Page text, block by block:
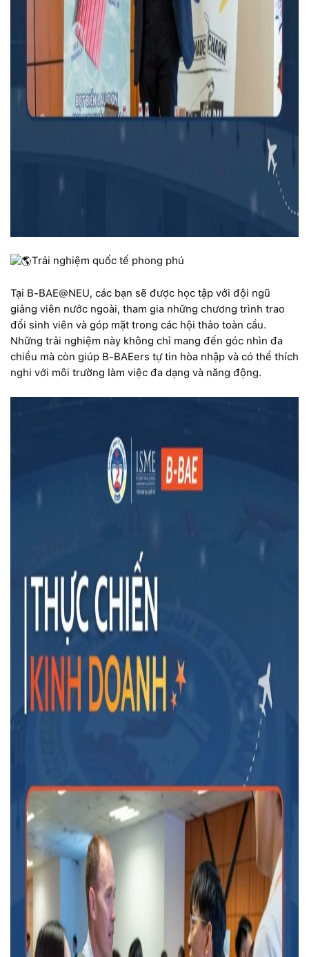
Trải nghiệm quốc tế phong phú
Tại B-BAE@NEU, các bạn sẽ được học tập với đội ngũ
giảng viên nước ngoài, tham gia những chương trình trao
đổi sinh viên và góp mặt trong các hội thảo toàn cầu.
Những trải nghiệm này không chỉ mang đến góc nhìn đa
chiều mà còn giúp B-BAEers tự tin hòa nhập và có thể thích
nghi với môi trường làm việc đa dạng và năng động.